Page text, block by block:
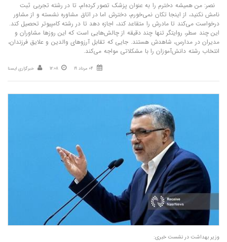
نصر: من همیشه دخترم را به عنوان پزشک تصور کرده‌ام، تا در رشته تجربی ثبت
نامش نکنید، از اینجا تکان نمی‌خورم، دخترش اما در اتاق مشاوره نشسته و از مشاور
درخواست می‌کند تا مادرش را متقاعد کند، اجازه دهد تا در رشته کامپیوتر تحصیل کند.
این چند سطر، روایتگر تنها چند دقیقه از چالش‌هایی است که این روزها مشاوران و
مدیران در مدارس، شاهدش هستند. جایی که تقابل آرزوهای والدین و علایق فرزندان،
انتخاب رشته دانش‌آموزان را با مشکلاتی مواجه می‌کند.
04 مرداد 19 12:08 خبرگزاری ایسنا
وزیر بهداشت در نشست خبری: